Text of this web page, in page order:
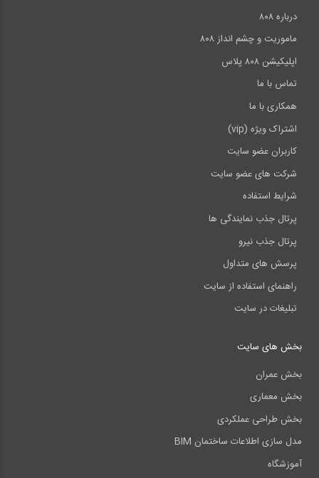
درباره ۸۰۸
ماموریت و چشم انداز ۸۰۸
اپلیکیشن ۸۰۸ پلاس
تماس با ما
همکاری با ما
اشتراک ویژه (vip)
کاربران عضو سایت
شرکت های عضو سایت
شرایط استفاده
پرتال جذب نمایندگی ها
پرتال جذب نیرو
پرسش های متداول
راهنمای استفاده از سایت
تبلیغات در سایت
بخش های سایت
بخش عمران
بخش معماری
بخش طراحی عملکردی
مدل سازی اطلاعات ساختمان BIM
آموزشگاه